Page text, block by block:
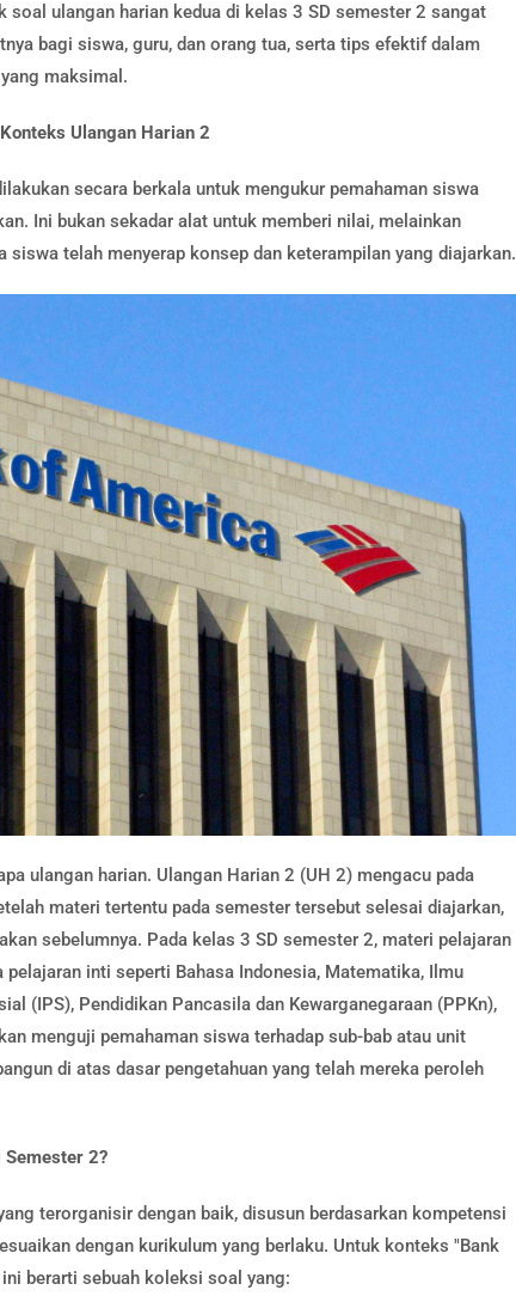
ulangan harian kedua di kelas 3 SD semester 2 sangat
bagi siswa, guru, dan orang tua, serta tips efektif dalam
maksimal.
Ulangan Harian 2
secara berkala untuk mengukur pemahaman siswa
Ini bukan sekadar alat untuk memberi nilai, melainkan
telah menyerap konsep dan keterampilan yang diajarkan.
ulangan harian. Ulangan Harian 2 (UH 2) mengacu pada
materi tertentu pada semester tersebut selesai diajarkan,
sebelumnya. Pada kelas 3 SD semester 2, materi pelajaran
inti seperti Bahasa Indonesia, Matematika, Ilmu
(IPS), Pendidikan Pancasila dan Kewarganegaraan (PPKn),
menguji pemahaman siswa terhadap sub-bab atau unit
di atas dasar pengetahuan yang telah mereka peroleh
Semester 2?
terorganisir dengan baik, disusun berdasarkan kompetensi
dengan kurikulum yang berlaku. Untuk konteks "Bank
berarti sebuah koleksi soal yang: